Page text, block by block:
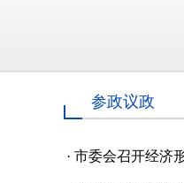
参政议政
· 市委会召开经济